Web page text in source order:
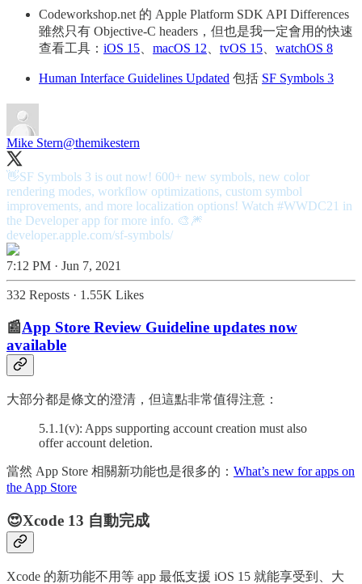
Codeworkshop.net 的 Apple Platform SDK API Differences
雖然只有 Objective-C headers，但也是我一定會用的快速
查看工具： iOS 15 macOS 12 tvOS 15 watchOS 8
Human Interface Guidelines Updated 包括 SF Symbols 3
Mike Stern@themikestern
👋SF Symbols 3 is out now! 600+ new symbols, new color
rendering modes, workflow optimizations, custom symbol
improvements, and more localization options! Watch #WWDC21 in
developer.apple.com/sf-symbols/
7:12 PM · Jun 7, 2021
332 Reposts · 1.55K Likes
📰App Store Review Guideline updates now
available
大部分都是條文的澄清，但這點非常值得注意：
5.1.1(v): Apps supporting account creation must also
offer account deletion.
當然 App Store 相關新功能也是很多的： What’s new for apps on
the App Store
😍Xcode 13 自動完成
Xcode 的新功能不用等 app 最低支援 iOS 15 就能享受到、大